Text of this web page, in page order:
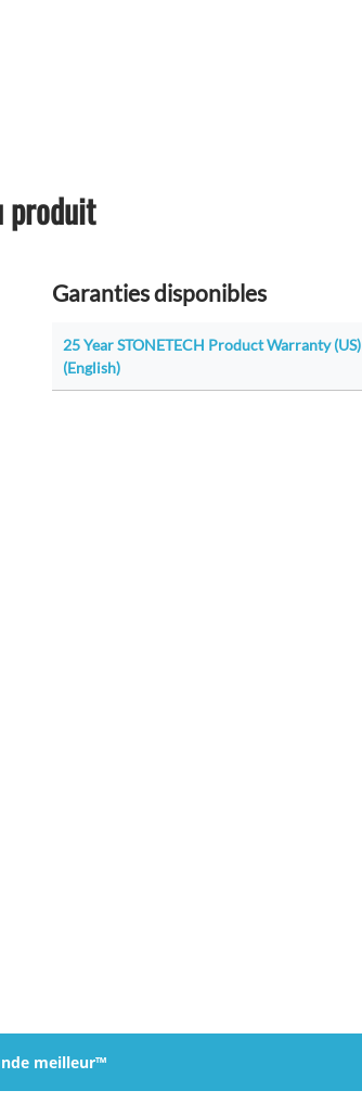
produit
Garanties disponibles
25 Year STONETECH Product Warranty (US)
(English)
meilleur™